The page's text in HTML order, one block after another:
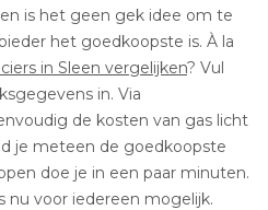
is het geen gek idee om te
het goedkoopste is. À la
in Sleen vergelijken? Vul
in. Via
de kosten van gas licht
je meteen de goedkoopste
doe je in een paar minuten.
nu voor iedereen mogelijk.